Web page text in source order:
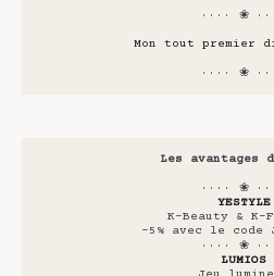
···· ❀
Mon tout premier
···· ❀
Les avantages
···· ❀
YESTYLE
K-Beauty & K-
-5% avec le code
···· ❀
LUMIOS